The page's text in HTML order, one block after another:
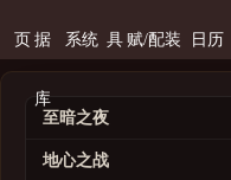
页 据
库
系统 具 赋/配装 日历
至暗之夜
地心之战